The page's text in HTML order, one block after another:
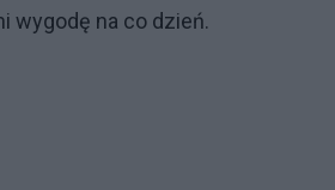
wygodę na co dzień.